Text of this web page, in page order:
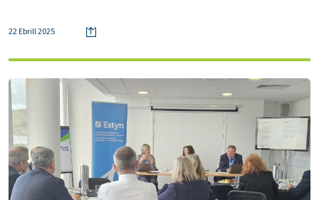
22 Ebrill 2025